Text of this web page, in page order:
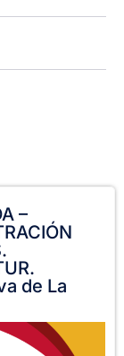
–
de La